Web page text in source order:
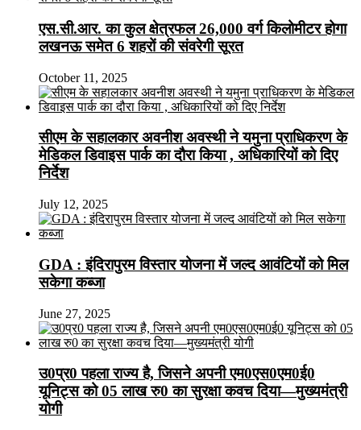
एस.सी.आर. का कुल क्षेत्रफल 26,000 वर्ग किलोमीटर होगा
लखनऊ समेत 6 शहरों की संवरेगी सूरत
October 11, 2025
सीएम के सहालकार अवनीश अवस्थी ने यमुना प्राधिकरण के
मेडिकल डिवाइस पार्क का दौरा किया , अधिकारियों को दिए
निर्देश
July 12, 2025
GDA : इंदिरापुरम विस्तार योजना में जल्द आवंटियों को मिल
सकेगा कब्जा
June 27, 2025
उ0प्र0 पहला राज्य है, जिसने अपनी एम0एस0एम0ई0
यूनिट्स को 05 लाख रु0 का सुरक्षा कवच दिया—मुख्यमंत्री
योगी